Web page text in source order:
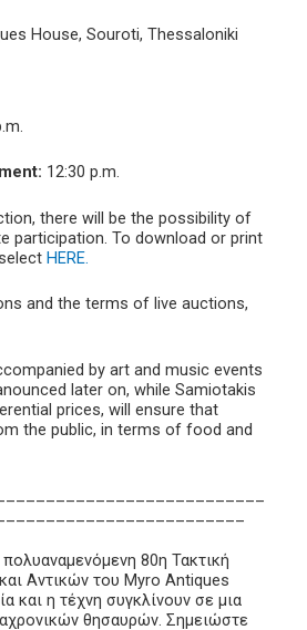
House, Souroti, Thessaloniki
12:30 p.m.
there will be the possibility of
participation. To download or print
HERE.
and the terms of live auctions,
by art and music events
later on, while Samiotakis
prices, will ensure that
the public, in terms of food and
80η Τακτική
Αντικών του Myro Antiques
και η τέχνη συγκλίνουν σε μια
θησαυρών. Σημειώστε